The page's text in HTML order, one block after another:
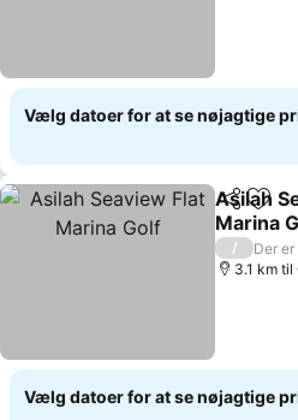
Vælg datoer for at se nøjagtige
Del Føj
Asilah
Marina
/
Der
3.1 km
Vælg datoer for at se nøjagtige